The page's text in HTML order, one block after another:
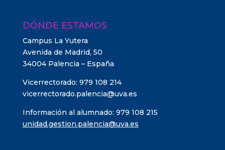
DÓNDE ESTAMOS
Campus La Yutera
Avenida de Madrid, 50
34004 Palencia – España
Vicerrectorado: 979 108 214
vicerrectorado.palencia@uva.es
Información al alumnado: 979 108 215
unidad.gestion.palencia@uva.es